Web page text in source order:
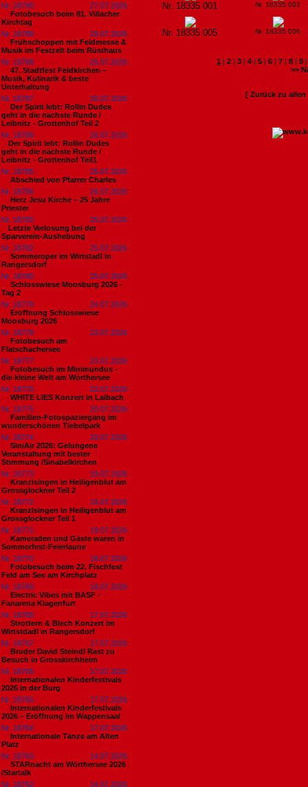
Nr. 18790
27.07.2026
Fotobesuch beim 81. Villacher
Kirchtag
Nr. 18789
26.07.2026
Frühschoppen mit Feldmesse &
Musik im Festzelt beim Rüsthaus
Nr. 18788
26.07.2026
47. Stadtfest Feldkirchen –
Musik, Kulinarik & beste
Unterhaltung
Nr. 18787
26.07.2026
Der Spirit lebt: Rollin Dudes
geht in die nächste Runde /
Leibnitz - Grottenhof Teil 2
Nr. 18786
26.07.2026
​Der Spirit lebt: Rollin Dudes
geht in die nächste Runde /
Leibnitz - Grottenhof Teil1
Nr. 18785
26.07.2026
Abschied von Pfarrer Charles
Nr. 18784
26.07.2026
Herz Jesu Kirche – 25 Jahre
Priester
Nr. 18783
25.07.2026
​Letzte Verlosung bei der
Sparverein-Aushebung
Nr. 18782
25.07.2026
Sommeroper im Wirtstadl in
Rangersdorf
Nr. 18780
25.07.2026
Schlosswiese Moosburg 2026 -
Tag 2
Nr. 18779
24.07.2026
Eröffnung Schlosswiese
Moosburg 2026
Nr. 18778
23.07.2026
Fotobesuch am
Flatschachersee
Nr. 18777
23.07.2026
Fotobesuch im Minimundus -
die kleine Welt am Wörthersee
Nr. 18776
22.07.2026
WHITE LIES Konzert in Laibach
Nr. 18775
20.07.2026
Familien-Fotospaziergang im
wunderschönen Tiebelpark
Nr. 18774
20.07.2026
SiniAir 2026: Gelungene
Veranstaltung mit bester
Stimmung /Sinabelkirchen
Nr. 18773
19.07.2026
Kranzlsingen in Heiligenblut am
Grossglockner Teil 2
Nr. 18772
19.07.2026
Kranzlsingen in Heiligenblut am
Grossglockner Teil 1
Nr. 18771
19.07.2026
Kameraden und Gäste waren in
Sommerfest-Feierlaune
Nr. 18770
18.07.2026
Fotobesuch beim 22. Fischfest
Feld am See am Kirchplatz
Nr. 18769
18.07.2026
Electric Vibes mit BASF -
Fanarena Klagenfurt
Nr. 18768
17.07.2026
Strottern & Blech Konzert im
Wirtstdadl in Rangersdorf
Nr. 18767
17.07.2026
Bruder David Steindl Rast zu
Besuch in Grosskirchheim
Nr. 18766
17.07.2026
Internationalen Kinderfestivals
2026 in der Burg
Nr. 18765
17.07.2026
Internationalen Kinderfestivals
2026 – Eröffnung im Wappensaal
Nr. 18764
17.07.2026
Internationale Tänze am Alten
Platz
Nr. 18763
14.07.2026
STARnacht am Wörthersee 2026
/Startalk
Nr. 18762
14.07.2026
Nr. 18335 001 Nr. 18335 002
Nr. 18335 005 Nr. 18335 006
1 | 2 | 3 | 4 | 5 | 6 | 7 | 8 | 9
>>
[ Zurück zu